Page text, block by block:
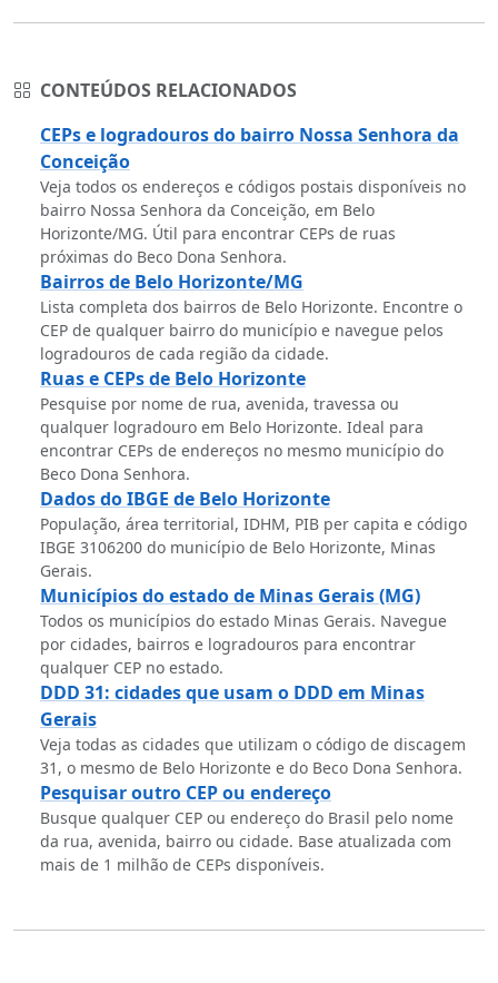
CONTEÚDOS RELACIONADOS
CEPs e logradouros do bairro Nossa Senhora da
Conceição
Veja todos os endereços e códigos postais disponíveis no
bairro Nossa Senhora da Conceição, em Belo
Horizonte/MG. Útil para encontrar CEPs de ruas
próximas do Beco Dona Senhora.
Bairros de Belo Horizonte/MG
Lista completa dos bairros de Belo Horizonte. Encontre o
CEP de qualquer bairro do município e navegue pelos
logradouros de cada região da cidade.
Ruas e CEPs de Belo Horizonte
Pesquise por nome de rua, avenida, travessa ou
qualquer logradouro em Belo Horizonte. Ideal para
encontrar CEPs de endereços no mesmo município do
Beco Dona Senhora.
Dados do IBGE de Belo Horizonte
População, área territorial, IDHM, PIB per capita e código
IBGE 3106200 do município de Belo Horizonte, Minas
Gerais.
Municípios do estado de Minas Gerais (MG)
Todos os municípios do estado Minas Gerais. Navegue
por cidades, bairros e logradouros para encontrar
qualquer CEP no estado.
DDD 31: cidades que usam o DDD em Minas
Gerais
Veja todas as cidades que utilizam o código de discagem
31, o mesmo de Belo Horizonte e do Beco Dona Senhora.
Pesquisar outro CEP ou endereço
Busque qualquer CEP ou endereço do Brasil pelo nome
da rua, avenida, bairro ou cidade. Base atualizada com
mais de 1 milhão de CEPs disponíveis.